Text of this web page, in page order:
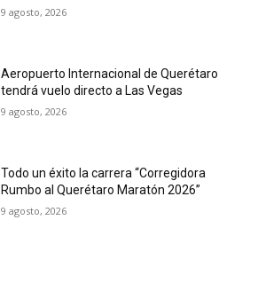
9 agosto, 2026
Aeropuerto Internacional de Querétaro
tendrá vuelo directo a Las Vegas
9 agosto, 2026
Todo un éxito la carrera “Corregidora
Rumbo al Querétaro Maratón 2026”
9 agosto, 2026